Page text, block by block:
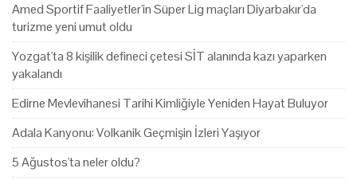
Amed Sportif Faaliyetler'in Süper Lig maçları Diyarbakır'da
turizme yeni umut oldu
Yozgat'ta 8 kişilik defineci çetesi SİT alanında kazı yaparken
yakalandı
Edirne Mevlevihanesi Tarihi Kimliğiyle Yeniden Hayat Buluyor
Adala Kanyonu: Volkanik Geçmişin İzleri Yaşıyor
5 Ağustos'ta neler oldu?